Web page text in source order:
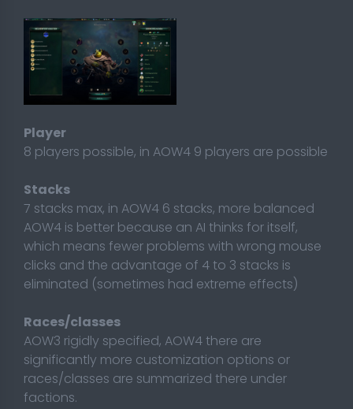
Player
8 players possible, in AOW4 9 players are possible
Stacks
7 stacks max, in AOW4 6 stacks, more balanced
AOW4 is better because an AI thinks for itself,
which means fewer problems with wrong mouse
clicks and the advantage of 4 to 3 stacks is
eliminated (sometimes had extreme effects)
Races/classes
AOW3 rigidly specified, AOW4 there are
significantly more customization options or
races/classes are summarized there under
factions.